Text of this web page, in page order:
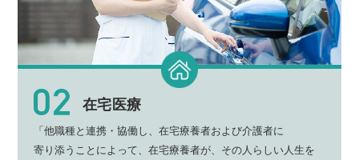
在宅医療
「他職種と連携・協働し、在宅療養者および介護者に
寄り添う ことによって、在宅療養者が、その人らしい 人生を